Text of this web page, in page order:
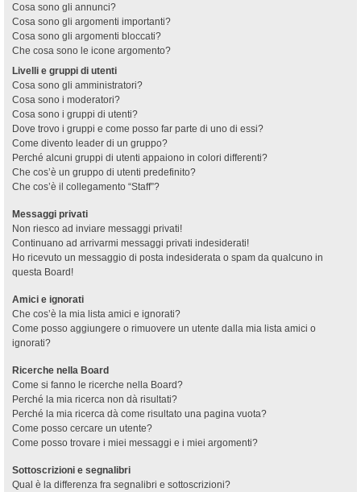
Cosa sono gli annunci?
Cosa sono gli argomenti importanti?
Cosa sono gli argomenti bloccati?
Che cosa sono le icone argomento?
Livelli e gruppi di utenti
Cosa sono gli amministratori?
Cosa sono i moderatori?
Cosa sono i gruppi di utenti?
Dove trovo i gruppi e come posso far parte di uno di essi?
Come divento leader di un gruppo?
Perché alcuni gruppi di utenti appaiono in colori differenti?
Che cos’è un gruppo di utenti predefinito?
Che cos’è il collegamento “Staff”?
Messaggi privati
Non riesco ad inviare messaggi privati!
Continuano ad arrivarmi messaggi privati indesiderati!
Ho ricevuto un messaggio di posta indesiderata o spam da qualcuno in
questa Board!
Amici e ignorati
Che cos’è la mia lista amici e ignorati?
Come posso aggiungere o rimuovere un utente dalla mia lista amici o
ignorati?
Ricerche nella Board
Come si fanno le ricerche nella Board?
Perché la mia ricerca non dà risultati?
Perché la mia ricerca dà come risultato una pagina vuota?
Come posso cercare un utente?
Come posso trovare i miei messaggi e i miei argomenti?
Sottoscrizioni e segnalibri
Qual è la differenza fra segnalibri e sottoscrizioni?